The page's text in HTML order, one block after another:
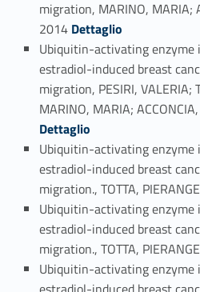
migration, MARINO, MARIA;
2014 Link identifier #identifier_person_57817-48
Dettaglio
Ubiquitin-activating enzyme
estradiol-induced breast
migration, PESIRI, VALERIA;
MARINO, MARIA;
Dettaglio
Ubiquitin-activating enzyme
estradiol-induced breast
migration., TOTTA,
Ubiquitin-activating enzyme
estradiol-induced breast
migration., TOTTA,
Ubiquitin-activating enzyme